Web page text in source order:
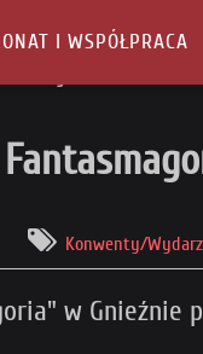
I WSPÓŁPRACA
Konwenty/
w